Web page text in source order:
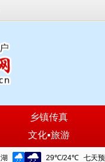
乡镇传真
文化▪旅游